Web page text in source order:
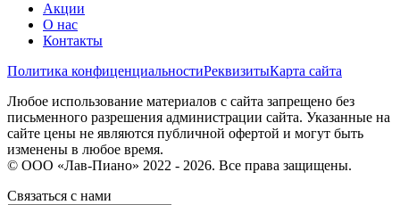
Акции
О нас
Контакты
Политика конфиценциальностиРеквизитыКарта сайта
Любое использование материалов с сайта запрещено без
письменного разрешения администрации сайта. Указанные на
сайте цены не являются публичной офертой и могут быть
изменены в любое время.
© ООО «Лав-Пиано» 2022 - 2026. Все права защищены.
Связаться с нами